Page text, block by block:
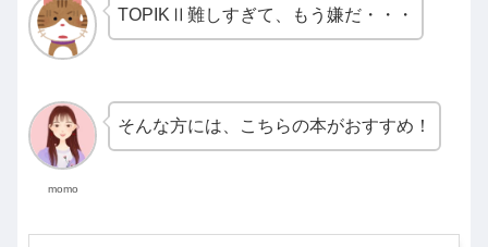
TOPIKⅡ難しすぎて、もう嫌だ・・・
momo
そんな方には、こちらの本がおすすめ！